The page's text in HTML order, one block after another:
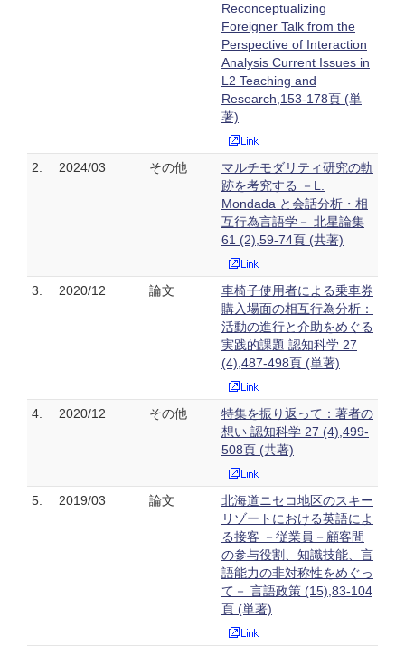
Reconceptualizing
Foreigner Talk from the
Perspective of Interaction
Analysis Current Issues in
L2 Teaching and
Research,153-178頁 (単
著)
2. 2024/03 その他
マルチモダリティ研究の軌
跡を考究する －L.
Mondada と会話分析・相
互行為言語学－ 北星論集
61 (2),59-74頁 (共著)
3. 2020/12 論文
車椅子使用者による乗車券
購入場面の相互行為分析：
活動の進行と介助をめぐる
実践的課題 認知科学 27
(4),487-498頁 (単著)
4. 2020/12 その他
特集を振り返って：著者の
想い 認知科学 27 (4),499-
508頁 (共著)
5. 2019/03 論文
北海道ニセコ地区のスキー
リゾートにおける英語によ
る接客 －従業員－顧客間
の参与役割、知識技能、言
語能力の非対称性をめぐっ
て－ 言語政策 (15),83-104
頁 (単著)